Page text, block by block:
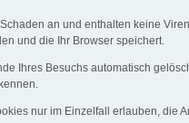
an und enthalten keine
und die Ihr Browser speichert.
Ihres Besuchs automatisch
nur im Einzelfall erlauben, die